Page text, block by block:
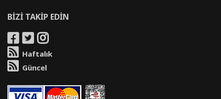
BİZİ TAKİP EDİN
Haftalık
Güncel